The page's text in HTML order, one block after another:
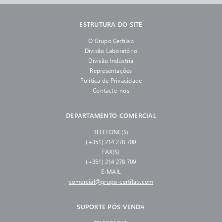
ESTRUTURA DO SITE
O Grupo Certilab
Divisão Laboratório
Divisão Indústria
Representações
Política de Privacidade
Contacte-nos
DEPARTAMENTO COMERCIAL
TELEFONE(S)
(+351) 214 278 700
FAX(S)
(+351) 214 278 709
E-MAIL
comercial@grupo-certilab.com
SUPORTE PÓS-VENDA